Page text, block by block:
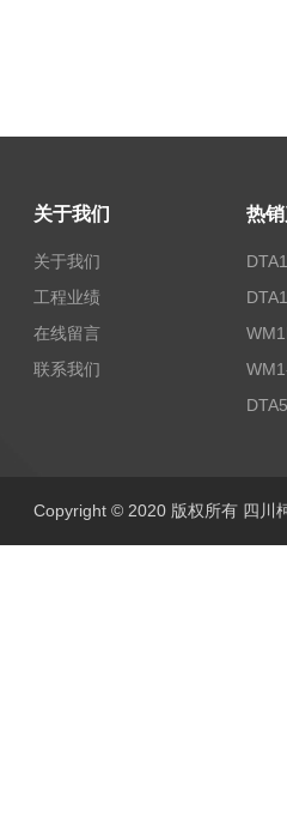
关于我们
关于我们
工程业绩
在线留言
联系我们
热
Copyright © 2020 版权所有 四川